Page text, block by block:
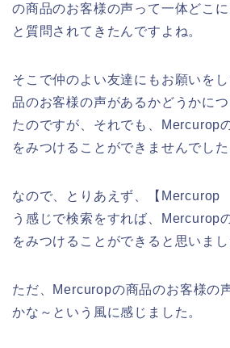
の商品のお客様の声って一体どこ
と質問されてきたんですよね。
そこで仲のよい友達にもお願いを
品のお客様の声があるかどうかに
たのですが、それでも、Mercurop
をみつけることができませんでした
なので、とりあえず、【
う感じで検索をすれば、Mercurop
をみつけることができると思いまし
ただ、Mercuropの商品のお客様の
かな～という風に感じました。